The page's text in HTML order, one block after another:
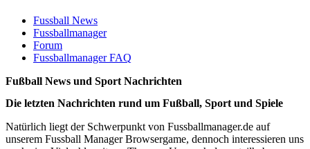
Fussball News
Fussballmanager
Forum
Fussballmanager FAQ
Fußball News und Sport Nachrichten
Die letzten Nachrichten rund um Fußball, Sport und Spiele
Natürlich liegt der Schwerpunkt von Fussballmanager.de auf
unserem Fussball Manager Browsergame, dennoch interessieren uns